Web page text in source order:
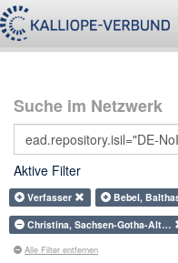
Suche im Netzwerk
Aktive Filter
Verfasser
Bebel,
Christina, Sachsen-Gotha-Alt…
Alle Filter entfernen